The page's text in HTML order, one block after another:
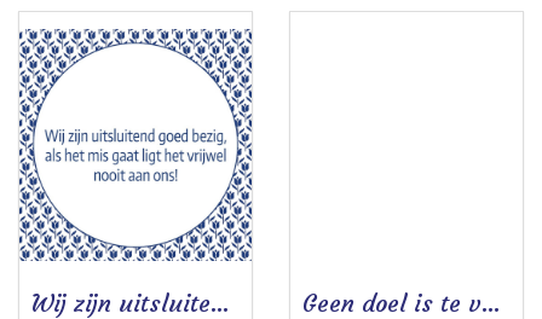
Wij zijn uitsluitend goed bezig - Tegeltje Geen doel is te ver, als je plezier hebt in wat je doet